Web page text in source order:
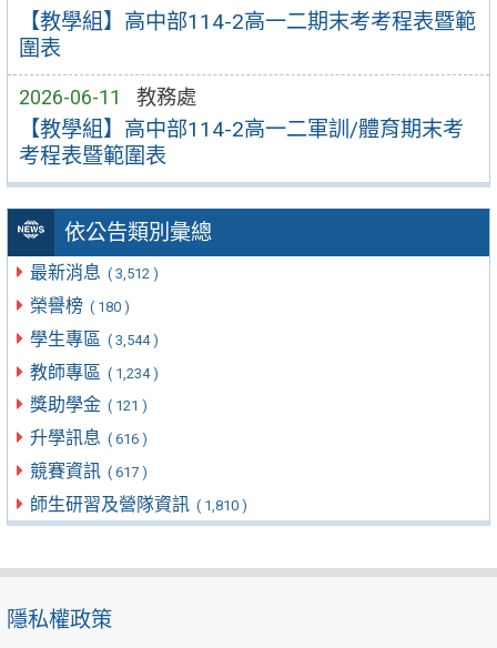
【教學組】高中部114-2高一二期末考考程表暨範
圍表
2026-06-11 教務處
【教學組】高中部114-2高一二軍訓/體育期末考
考程表暨範圍表
依公告類別彙總
最新消息 ( 3,512 )
榮譽榜 ( 180 )
學生專區 ( 3,544 )
教師專區 ( 1,234 )
獎助學金 ( 121 )
升學訊息 ( 616 )
競賽資訊 ( 617 )
師生研習及營隊資訊 ( 1,810 )
隱私權政策